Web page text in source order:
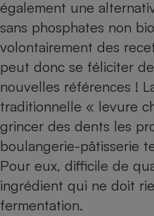
également une
sans phosphates non
volontairement des
peut donc se féliciter
nouvelles références !
traditionnelle « levure
grincer des dents les
boulangerie-pâtisserie
Pour eux, difficile de
ingrédient qui ne doit
fermentation.